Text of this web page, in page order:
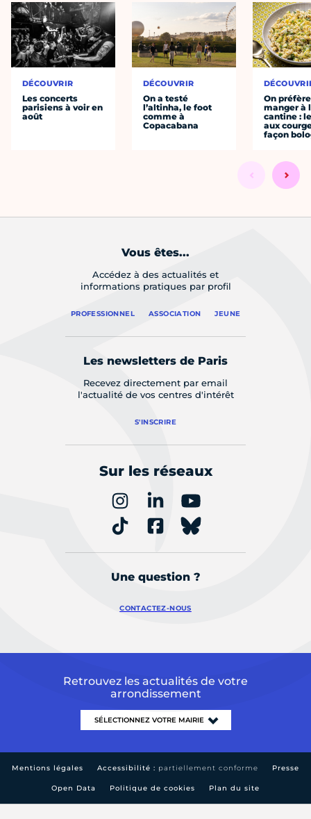
DÉCOUVRIR
Les concerts
parisiens à voir en
août
DÉCOUVRIR
On a testé
l’altinha, le foot
comme à
Copacabana
On préfère
manger à
cantine :
aux
façon
Vous êtes...
Accédez à des actualités et
informations pratiques par profil
PROFESSIONNEL ASSOCIATION JEUNE
Les newsletters de Paris
Recevez directement par email
l'actualité de vos centres d'intérêt
S'INSCRIRE
Sur les réseaux
Une question ?
CONTACTEZ-NOUS
Retrouvez les actualités de votre
arrondissement
Mentions légales Accessibilité : partiellement conforme Presse
Open Data Politique de cookies Plan du site